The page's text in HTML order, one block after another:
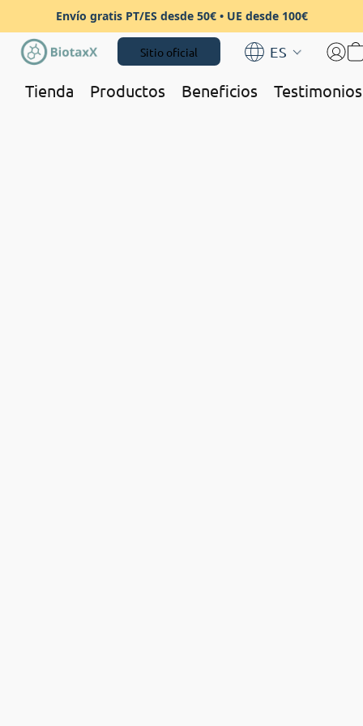
Envío gratis PT/ES desde 50€ • UE desde 100€
Sitio oficial ES
Tienda Productos Beneficios Testimonios